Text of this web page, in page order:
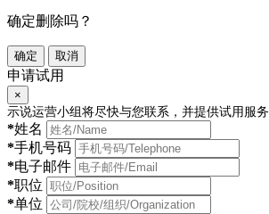
确定删除吗？
确定 取消
申请试用
×
示说运营小组将尽快与您联系，并提供试用服务
*姓名
*手机号码
*电子邮件
*职位
*单位